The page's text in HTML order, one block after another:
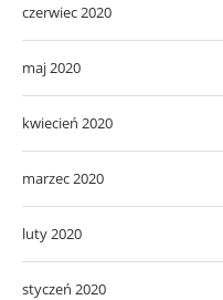
czerwiec 2020
maj 2020
kwiecień 2020
marzec 2020
luty 2020
styczeń 2020